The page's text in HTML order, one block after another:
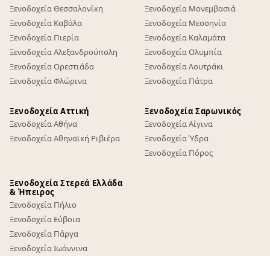
Ξενοδοχεία Θεσσαλονίκη
Ξενοδοχεία Καβάλα
Ξενοδοχεία Πιερία
Ξενοδοχεία Αλεξανδρούπολη
Ξενοδοχεία Ορεστιάδα
Ξενοδοχεία Φλώρινα
Ξενοδοχεία Μονεμβασιά
Ξενοδοχεία Μεσσηνία
Ξενοδοχεία Καλαμάτα
Ξενοδοχεία Ολυμπία
Ξενοδοχεία Λουτράκι
Ξενοδοχεία Πάτρα
Ξενοδοχεία Αττική
Ξενοδοχεία Αθήνα
Ξενοδοχεία Αθηναϊκή Ριβιέρα
Ξενοδοχεία Σαρωνικός
Ξενοδοχεία Αίγινα
Ξενοδοχεία Ύδρα
Ξενοδοχεία Πόρος
Ξενοδοχεία Στερεά Ελλάδα
& Ήπειρος
Ξενοδοχεία Πήλιο
Ξενοδοχεία Εύβοια
Ξενοδοχεία Πάργα
Ξενοδοχεία Ιωάννινα